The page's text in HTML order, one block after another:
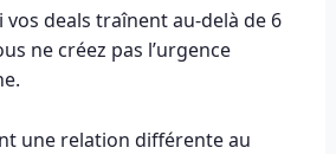
vos deals traînent au-delà de 6
ne créez pas l’urgence
une relation différente au